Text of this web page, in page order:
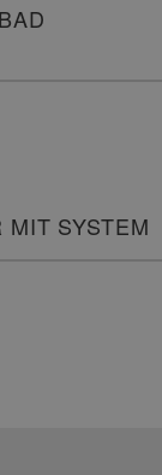
SYSTEM